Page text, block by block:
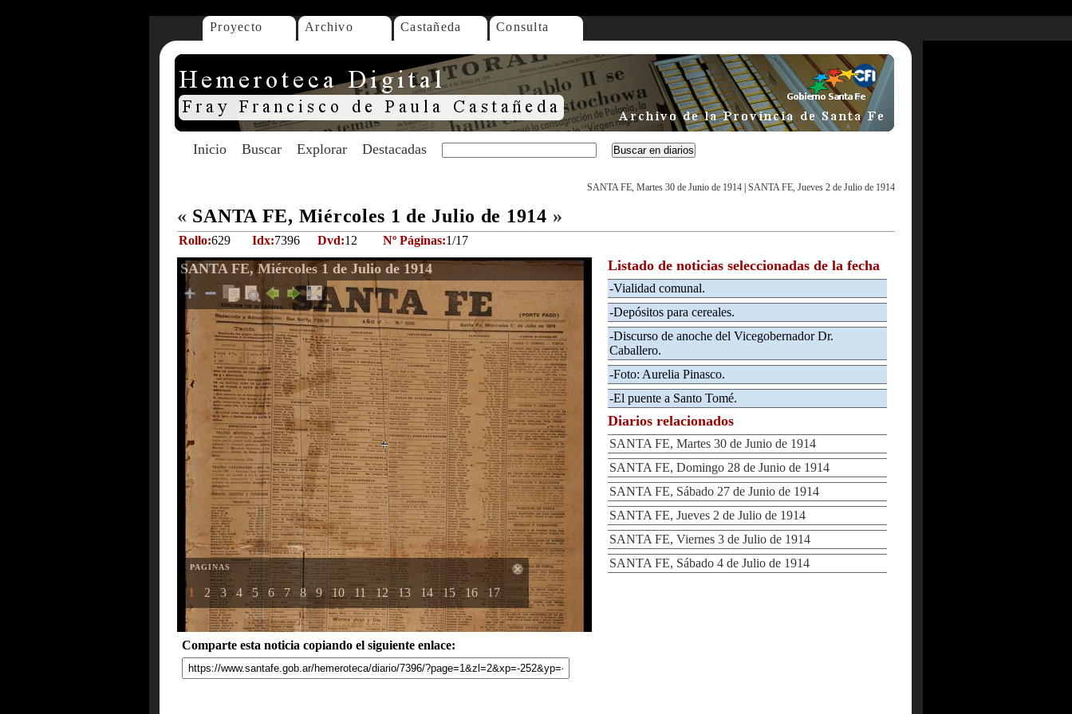
Proyecto Archivo Castañeda Consulta
Inicio Buscar Explorar Destacadas
SANTA FE, Martes 30 de Junio de 1914 SANTA FE, Jueves 2 de Julio de 1914
« SANTA FE, Miércoles 1 de Julio de 1914 »
Rollo:629 Idx:7396 Dvd:12 Nº Páginas:1/17
SANTA FE, Miércoles 1 de Julio de 1914
PAGINAS
1 2 3 4 5 6 7 8 9 10 11 12 13 14 15 16 17
Comparte esta noticia copiando el siguiente enlace:
Listado de noticias seleccionadas de la fecha
-Vialidad comunal.
-Depósitos para cereales.
-Discurso de anoche del Vicegobernador Dr.
Caballero.
-Foto: Aurelia Pinasco.
-El puente a Santo Tomé.
Diarios relacionados
SANTA FE, Martes 30 de Junio de 1914
SANTA FE, Domingo 28 de Junio de 1914
SANTA FE, Sábado 27 de Junio de 1914
SANTA FE, Jueves 2 de Julio de 1914
SANTA FE, Viernes 3 de Julio de 1914
SANTA FE, Sábado 4 de Julio de 1914